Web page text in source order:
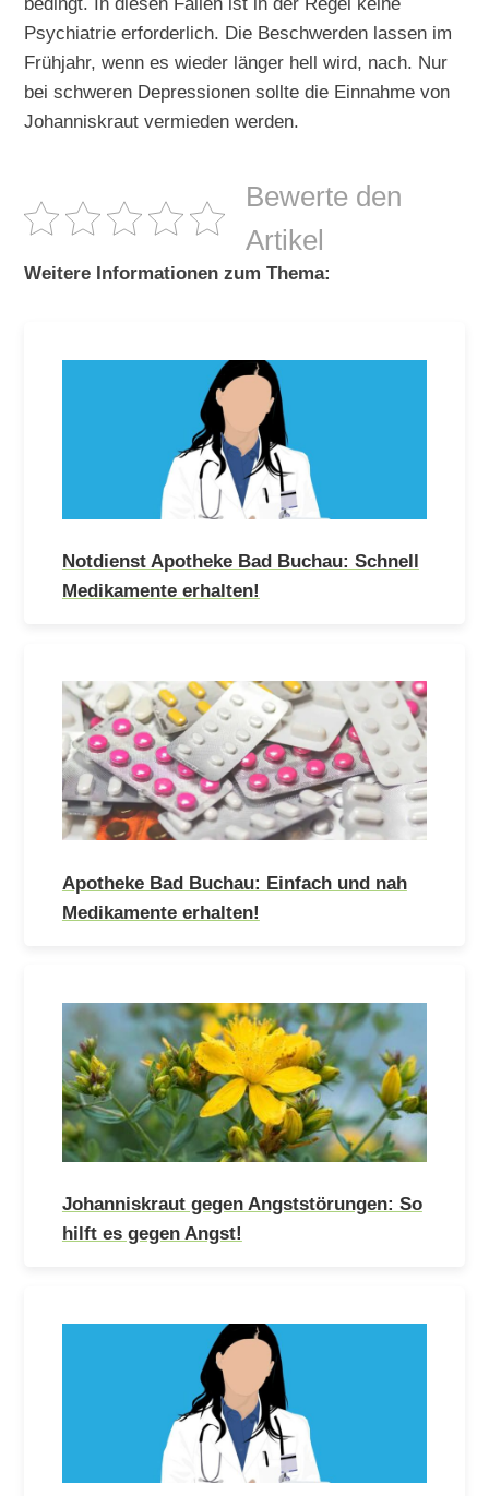
Psychiatrie erforderlich. Die Beschwerden lassen im
Frühjahr, wenn es wieder länger hell wird, nach. Nur
bei schweren Depressionen sollte die Einnahme von
Johanniskraut vermieden werden.
Bewerte den
Artikel
Weitere Informationen zum Thema:
Notdienst Apotheke Bad Buchau: Schnell
Medikamente erhalten!
Apotheke Bad Buchau: Einfach und nah
Medikamente erhalten!
Johanniskraut gegen Angststörungen: So
hilft es gegen Angst!